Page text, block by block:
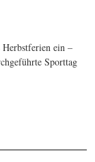
ein –
Sporttag